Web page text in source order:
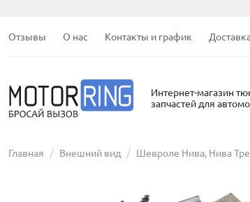
Отзывы О нас Контакты и график
Интернет-магазин
запчастей для
Главная Внешний вид Шевроле Нива, Нива